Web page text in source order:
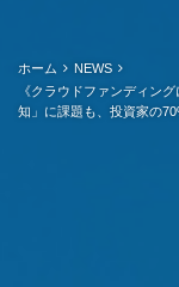
ホーム
NEWS
《クラウドファンディン
知」に課題も、投資家の